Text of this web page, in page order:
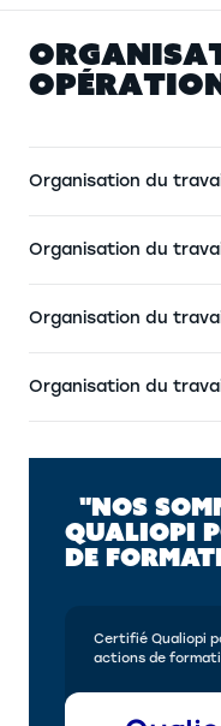
ORGANISA
OPÉRATIO
Organisation du
Organisation du
Organisation du
Organisation du
"NOS
QUALIOPI
DE
Certifié Qualiopi
actions de